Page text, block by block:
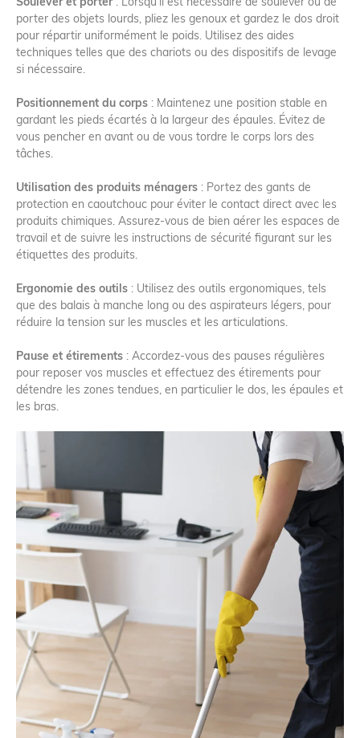
porter des objets lourds, pliez les genoux et gardez le dos droit
pour répartir uniformément le poids. Utilisez des aides
techniques telles que des chariots ou des dispositifs de levage
si nécessaire.
Positionnement du corps : Maintenez une position stable en
gardant les pieds écartés à la largeur des épaules. Évitez de
vous pencher en avant ou de vous tordre le corps lors des
tâches.
Utilisation des produits ménagers : Portez des gants de
protection en caoutchouc pour éviter le contact direct avec les
produits chimiques. Assurez-vous de bien aérer les espaces de
travail et de suivre les instructions de sécurité figurant sur les
étiquettes des produits.
Ergonomie des outils : Utilisez des outils ergonomiques, tels
que des balais à manche long ou des aspirateurs légers, pour
réduire la tension sur les muscles et les articulations.
Pause et étirements : Accordez-vous des pauses régulières
pour reposer vos muscles et effectuez des étirements pour
détendre les zones tendues, en particulier le dos, les épaules et
les bras.